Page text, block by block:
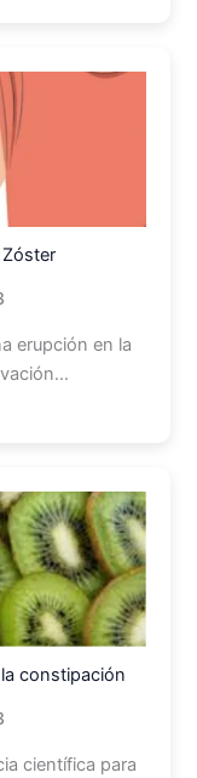
erupción en la
constipación
científica para